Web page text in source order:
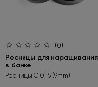
(0)
Ресницы для наращивания
в банке
Ресницы C 0,15 (9mm)